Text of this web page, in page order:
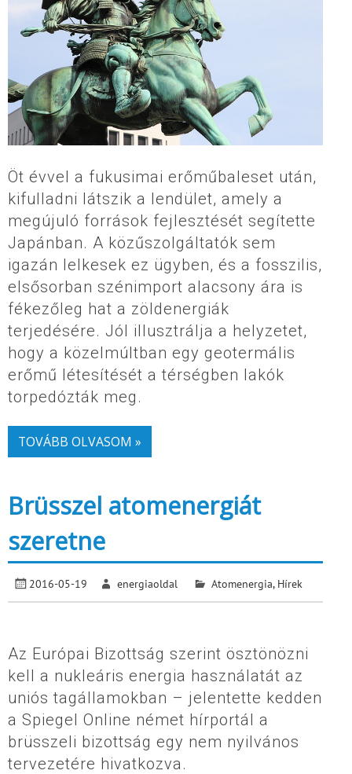
Öt évvel a fukusimai erőműbaleset után,
kifulladni látszik a lendület, amely a
megújuló források fejlesztését segítette
Japánban. A közűszolgáltatók sem
igazán lelkesek ez ügyben, és a fosszilis,
elsősorban szénimport alacsony ára is
fékezőleg hat a zöldenergiák
terjedésére. Jól illusztrálja a helyzetet,
hogy a közelmúltban egy geotermális
erőmű létesítését a térségben lakók
torpedózták meg.
TOVÁBB OLVASOM »
Brüsszel atomenergiát
szeretne
2016-05-19 energiaoldal Atomenergia, Hírek
Az Európai Bizottság szerint ösztönözni
kell a nukleáris energia használatát az
uniós tagállamokban – jelentette kedden
a Spiegel Online német hírportál a
brüsszeli bizottság egy nem nyilvános
tervezetére hivatkozva.